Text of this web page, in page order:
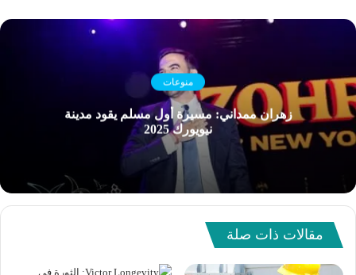
منوعات
زهران ممداني: مسيرة أول مسلم يقود مدينة
نيويورك 2025
مقالات ذات صلة